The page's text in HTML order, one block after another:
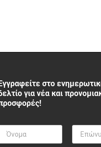
στο
για νέα και